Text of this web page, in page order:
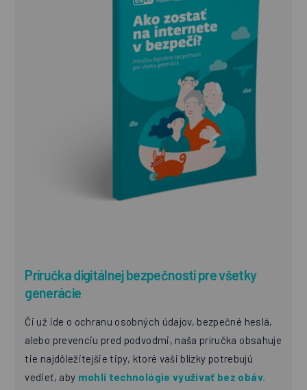
Príručka digitálnej bezpečnosti pre všetky
generácie
Či už ide o ochranu osobných údajov, bezpečné heslá,
alebo prevenciu pred podvodmi, naša príručka obsahuje
tie najdôležitejšie tipy, ktoré vaši blízky potrebujú
vedieť, aby mohli technológie využívať bez obáv.